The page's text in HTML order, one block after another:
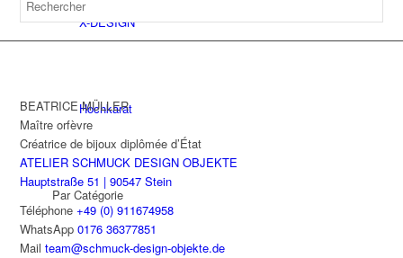
X-DESIGN
Hochkarat
Par Catégorie
BEATRICE MÜLLER
Maître orfèvre
Créatrice de bijoux diplômée d’État
ATELIER SCHMUCK DESIGN OBJEKTE
Hauptstraße 51 | 90547 Stein
Téléphone+49 (0) 911674958
WhatsApp0176 36377851
Mailteam@schmuck-design-objekte.de